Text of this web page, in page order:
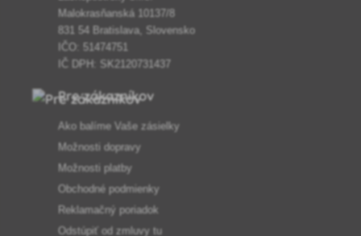
Malokrasňanská 10137/8
831 54 Bratislava, Slovensko
IČO: 51474751
IČ DPH: SK2120731437
Pre zákazníkov
Ako balíme Vaše zásielky
Možnosti dopravy
Možnosti platby
Obchodné podmienky
Reklamačný poriadok
Odstúpiť od zmluvy tu